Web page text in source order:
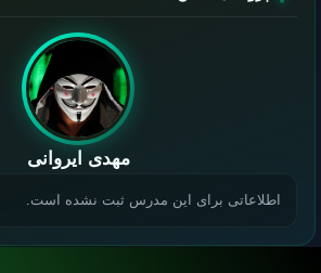
مهدی ایروانی
اطلاعاتی برای این مدرس ثبت نشده است.